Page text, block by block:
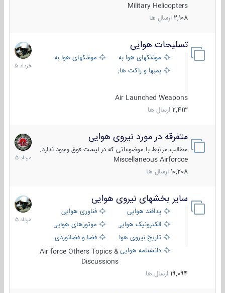
Military Helicopters
2,108 ارسال ها
تسلیحات هوایی
موشکهای هوا به هوا
موشکهای هوا به سطح
بمبها و راکت های هوایی
Air Launched Weapons
2,413 ارسال ها
30
خرداد
1405
متفرقه در مورد نیروی هوایی
مطالب مرتبط با موضوعاتی که در لیست فوق وجود ندارد.
Miscellaneous Airforcce
10,208 ارسال ها
7
مرداد
1405
سایر بخشهای نیروی هوایی
پدافند هوایی
فناوری هوایی
الکترونیک هوایی
موتورهای هوایی
تاریخ نیروی هوایی
فضا و فضانوردی
دانشنامه هواییAir force Others Topics &
Discussions
19,094 ارسال ها
2
مرداد
1405